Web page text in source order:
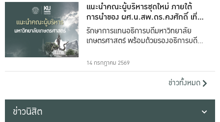
แนะนำคณะผู้บริหารชุดใหม่ ภายใต้
การนำของ ผศ.น.สพ.ดร.คงศักดิ์ เที่ยง
ธรรม
รักษาการแทนอธิการบดีมหาวิทยาลัย
เกษตรศาสตร์ พร้อมด้วยรองอธิการบดีทั้ง
14 กรกฎาคม 2569
ข่าวทั้งหมด
ข่าวนิสิต